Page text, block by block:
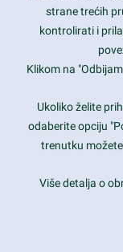
1600 Amphitheatre
Daily: 9:00 am - 6:00
Sunday: Closed
Copyright 2017
strane trećih
kontrolirati i
Klikom na
Ukoliko želite
odaberite opciju
trenutku
Više detalja o